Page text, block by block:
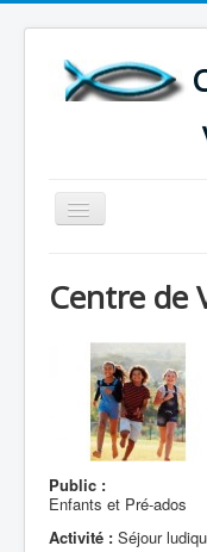
Basculer
la
CARTE DES
LISTE DES
PLUS
Centre de
Public :
Enfants et Pré-ados
Activité : Séjour